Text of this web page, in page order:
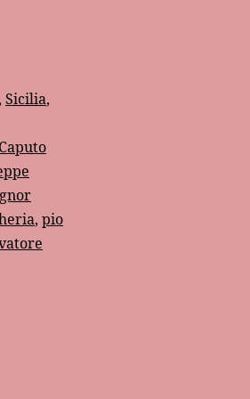
, Sicilia,
, pio